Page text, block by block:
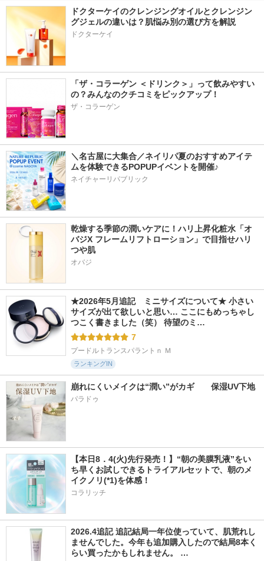
ドクターケイのクレンジングオイルとクレンジン
グジェルの違いは？肌悩み別の選び方を解説
ドクターケイ
「ザ・コラーゲン ＜ドリンク＞」って飲みやすい
の？みんなのクチコミをピックアップ！
ザ・コラーゲン
＼名古屋に大集合／ネイリパ夏のおすすめアイテ
ムを体験できるPOPUPイベントを開催♪
ネイチャーリパブリック
乾燥する季節の潤いケアに！ハリ上昇化粧水「オ
バジX フレームリフトローション」で目指せハリ
つや肌
オバジ
★2026年5月追記　ミニサイズについて★ 小さい
サイズが出て欲しいと思い… ここにもめっちゃし
つこく書きました（笑） 待望のミ…
7
プードルトランスパラントｎ Ｍ
ランキングIN
崩れにくいメイクは“潤い”がカギ　　保湿UV下地
パラドゥ
【本日8．4(火)先行発売！】“朝の美膜乳液”をい
ち早くお試しできるトライアルセットで、朝のメ
イクノリ(*1)を体感！
コラリッチ
2026.4追記 追記結局一年位使っていて、肌荒れし
ませんでした。今年も追加購入したので結局8本く
らい買ったかもしれません。 …